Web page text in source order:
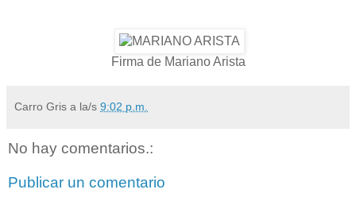
Firma de Mariano Arista
Carro Gris a la/s 9:02 p.m.
No hay comentarios.:
Publicar un comentario